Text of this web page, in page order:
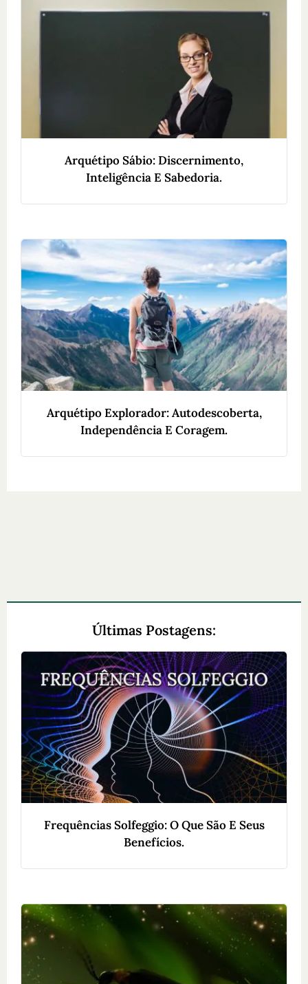
Arquétipo Sábio: Discernimento,
Inteligência E Sabedoria.
Arquétipo Explorador: Autodescoberta,
Independência E Coragem.
Últimas Postagens:
Frequências Solfeggio: O Que São E Seus
Benefícios.